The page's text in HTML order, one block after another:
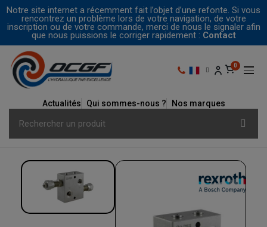
Notre site internet a récemment fait l’objet d’une refonte. Si vous
rencontrez un problème lors de votre navigation, de votre
inscription ou de votre commande, merci de nous le signaler afin
que nous puissions le corriger rapidement : Contact
Actualités Qui sommes-nous ? Nos marques